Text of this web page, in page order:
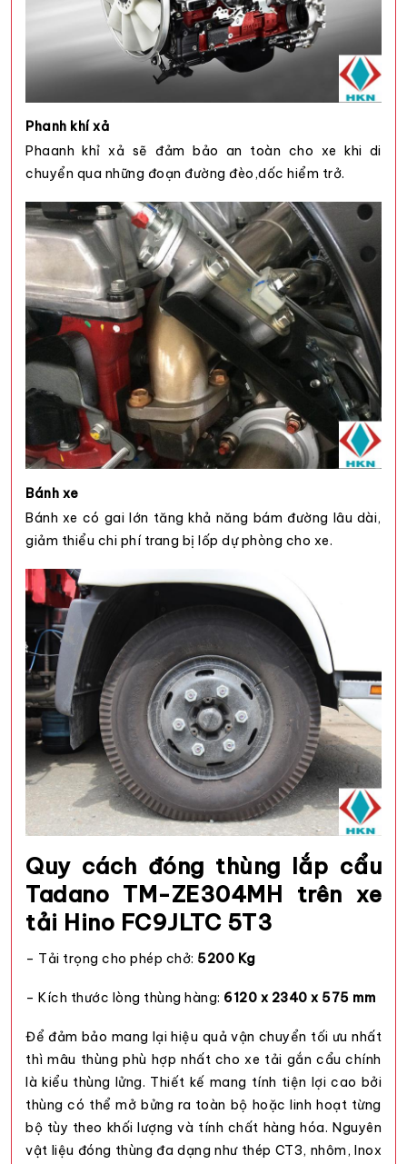
Phanh khí xả
Phaanh khỉ xả sẽ đảm bảo an toàn cho xe khi di
chuyển qua những đoạn đường đèo,dốc hiểm trở.
Bánh xe
Bánh xe có gai lớn tăng khả năng bám đường lâu dài,
giảm thiểu chi phí trang bị lốp dự phòng cho xe.
Quy cách đóng thùng lắp cẩu
Tadano TM-ZE304MH trên xe
tải Hino FC9JLTC 5T3
– Tải trọng cho phép chở: 5200 Kg
– Kích thước lòng thùng hàng: 6120 x 2340 x 575 mm
Để đảm bảo mang lại hiệu quả vận chuyển tối ưu nhất
thì mâu thùng phù hợp nhất cho xe tải gắn cẩu chính
là kiểu thùng lửng. Thiết kế mang tính tiện lợi cao bởi
thùng có thể mở bửng ra toàn bộ hoặc linh hoạt từng
bộ tùy theo khối lượng và tính chất hàng hóa. Nguyên
vật liệu đóng thùng đa dạng như thép CT3, nhôm, Inox